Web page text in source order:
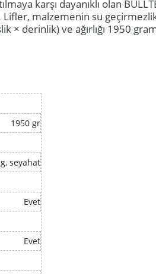
karşı dayanıklı olan
Lifler, malzemenin su
× derinlik) ve ağırlığı 1950
1950 gr
seyahat
Evet
Evet